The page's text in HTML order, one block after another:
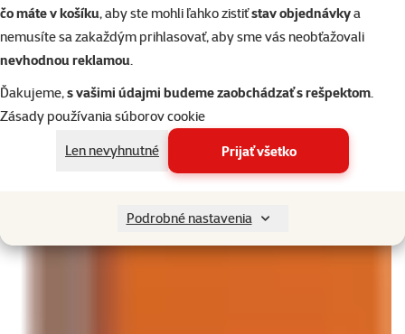
čo máte v košíku, aby ste mohli ľahko zistiťstav objednávkya
nemusíte sa zakaždým prihlasovať, aby sme vás neobťažovali
nevhodnou reklamou.
Ďakujeme,s vašimi údajmi budeme zaobchádzať s rešpektom.
Zásady používania súborov cookie
Len nevyhnutné
Prijať všetko
Podrobné nastavenia